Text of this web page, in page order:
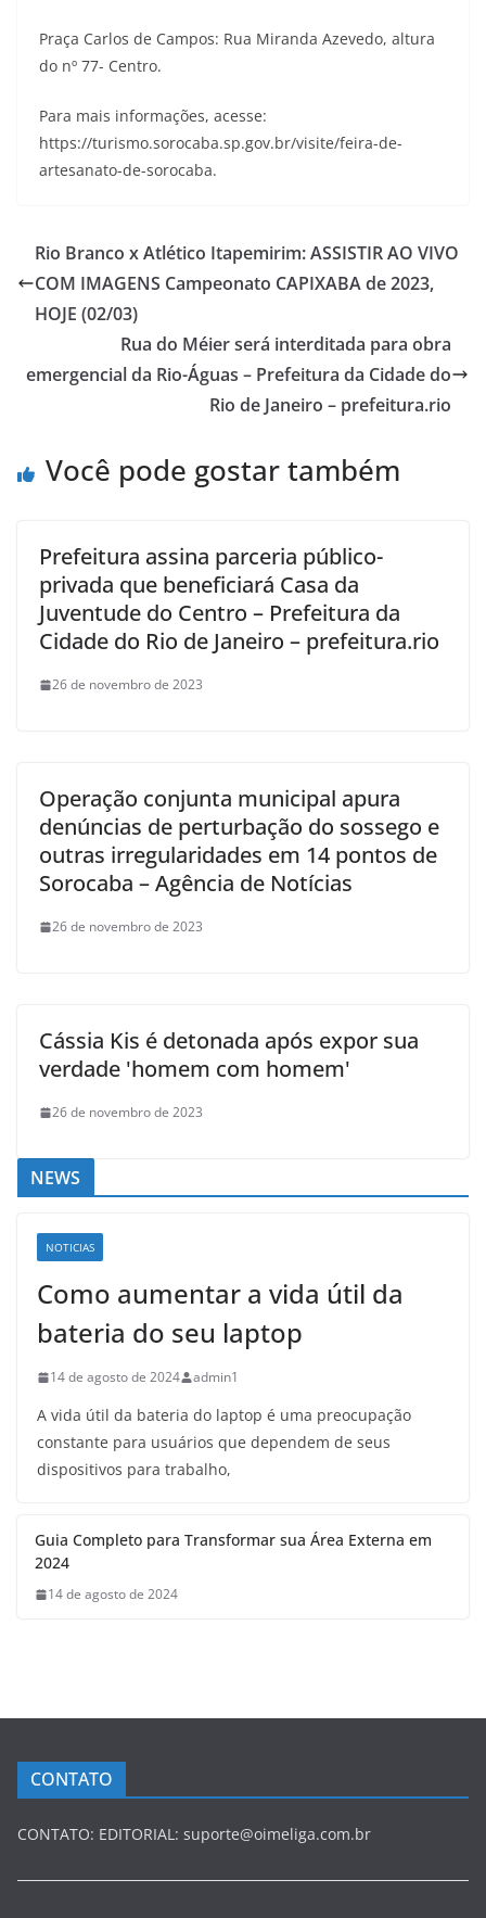
Praça Carlos de Campos: Rua Miranda Azevedo, altura
do nº 77- Centro.
Para mais informações, acesse:
https://turismo.sorocaba.sp.gov.br/visite/feira-de-
artesanato-de-sorocaba.
Rio Branco x Atlético Itapemirim: ASSISTIR AO VIVO
COM IMAGENS Campeonato CAPIXABA de 2023,
HOJE (02/03)
Rua do Méier será interditada para obra
emergencial da Rio-Águas – Prefeitura da Cidade do
Rio de Janeiro – prefeitura.rio
Você pode gostar também
Prefeitura assina parceria público-
privada que beneficiará Casa da
Juventude do Centro – Prefeitura da
Cidade do Rio de Janeiro – prefeitura.rio
26 de novembro de 2023
Operação conjunta municipal apura
denúncias de perturbação do sossego e
outras irregularidades em 14 pontos de
Sorocaba – Agência de Notícias
26 de novembro de 2023
Cássia Kis é detonada após expor sua
verdade 'homem com homem'
26 de novembro de 2023
NEWS
NOTICIAS
Como aumentar a vida útil da
bateria do seu laptop
14 de agosto de 2024 admin1
A vida útil da bateria do laptop é uma preocupação
constante para usuários que dependem de seus
dispositivos para trabalho,
Guia Completo para Transformar sua Área Externa em
2024
14 de agosto de 2024
CONTATO
CONTATO: EDITORIAL: suporte@oimeliga.com.br